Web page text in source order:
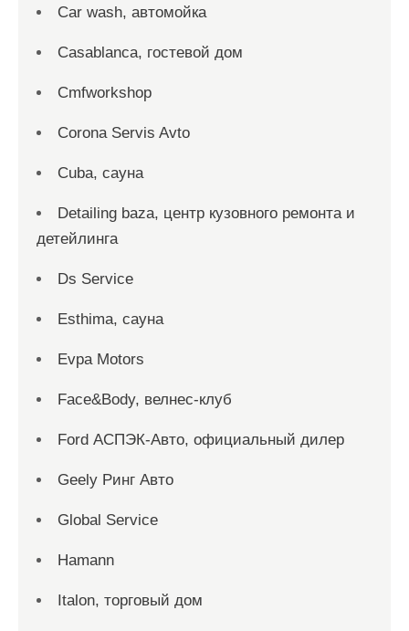
Car wash, автомойка
Casablanca, гостевой дом
Cmfworkshop
Corona Servis Avto
Cuba, сауна
Detailing baza, центр кузовного ремонта и
детейлинга
Ds Service
Esthima, сауна
Evpa Motors
Face&Body, велнес-клуб
Ford АСПЭК-Авто, официальный дилер
Geely Ринг Авто
Global Service
Hamann
Italon, торговый дом